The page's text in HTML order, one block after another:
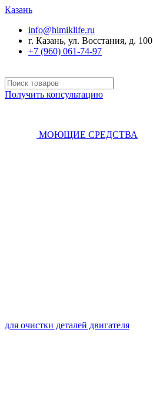
Казань
info@himiklife.ru
г. Казань, ул. Восстания, д. 100
+7 (960) 061-74-97
Получить консультацию
МОЮЩИЕ СРЕДСТВА
для очистки деталей двигателя